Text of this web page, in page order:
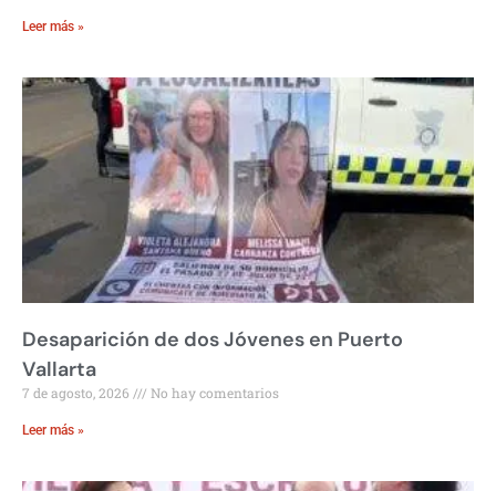
Leer más »
Desaparición de dos Jóvenes en Puerto
Vallarta
7 de agosto, 2026 No hay comentarios
Leer más »